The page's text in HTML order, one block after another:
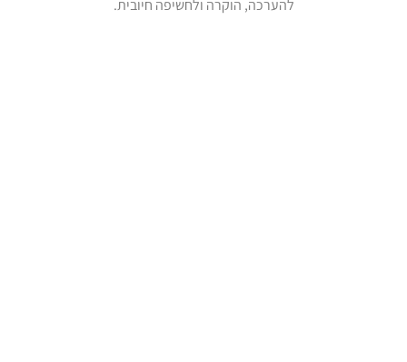
להערכה, הוקרה ולחשיפה חיובית.